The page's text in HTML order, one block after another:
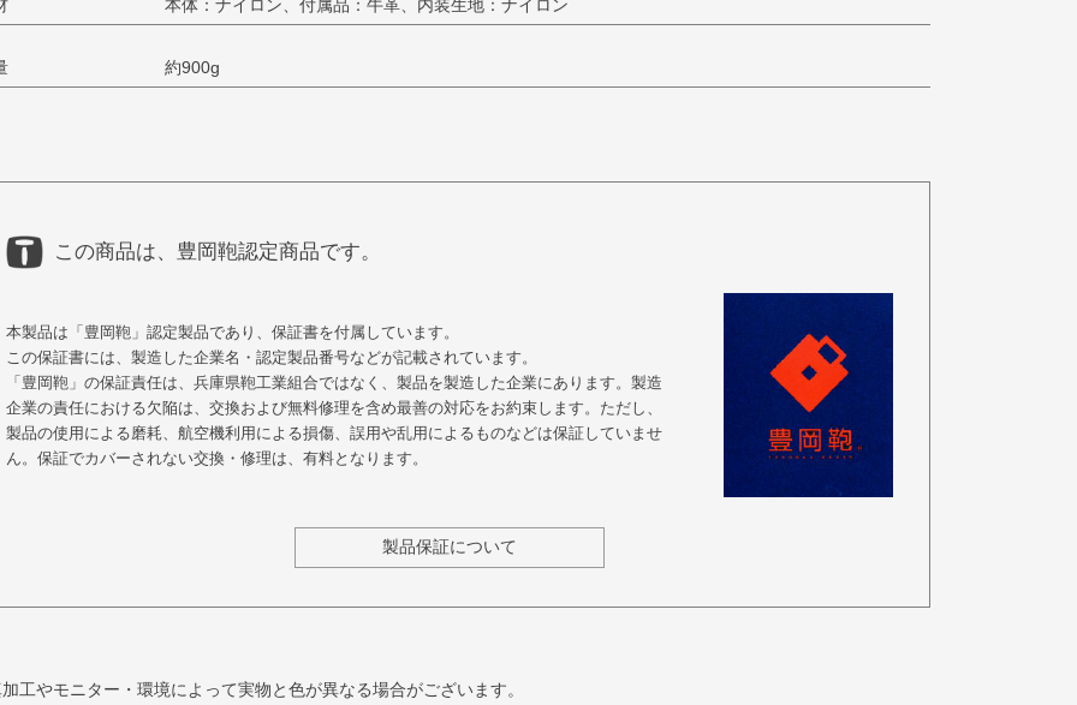
本体：ナイロン、付属品：牛革、内装生地：ナイロン
約900g
この商品は、豊岡鞄認定商品です。
本製品は「豊岡鞄」認定製品であり、保証書を付属しています。
この保証書には、製造した企業名・認定製品番号などが記載されています。
「豊岡鞄」の保証責任は、兵庫県鞄工業組合ではなく、製品を製造した企業にあります。製造
企業の責任における欠陥は、交換および無料修理を含め最善の対応をお約束します。ただし、
製品の使用による磨耗、航空機利用による損傷、誤用や乱用によるものなどは保証していませ
ん。保証でカバーされない交換・修理は、有料となります。
製品保証について
工やモニター・環境によって実物と色が異なる場合がございます。